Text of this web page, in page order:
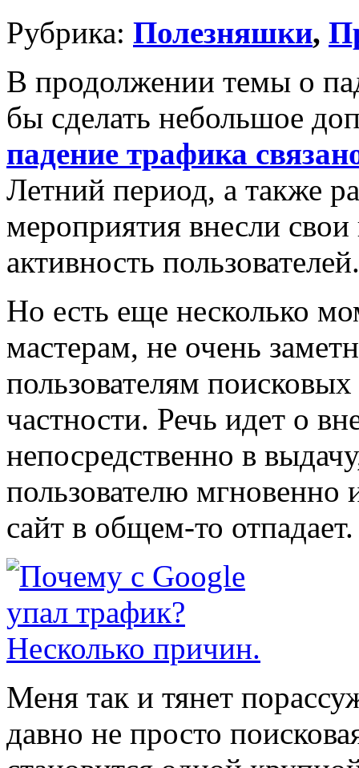
Рубрика: Полезняшки,
В продолжении темы о
бы сделать небольшое
падение трафика
Летний период, а также
мероприятия внесли
активность пользователей.
Но есть еще несколько
мастерам, не очень
пользователям
частности. Речь идет о
непосредственно в
пользователю мгновенно
сайт в общем-то отпадает.
Меня так и тянет
давно не просто